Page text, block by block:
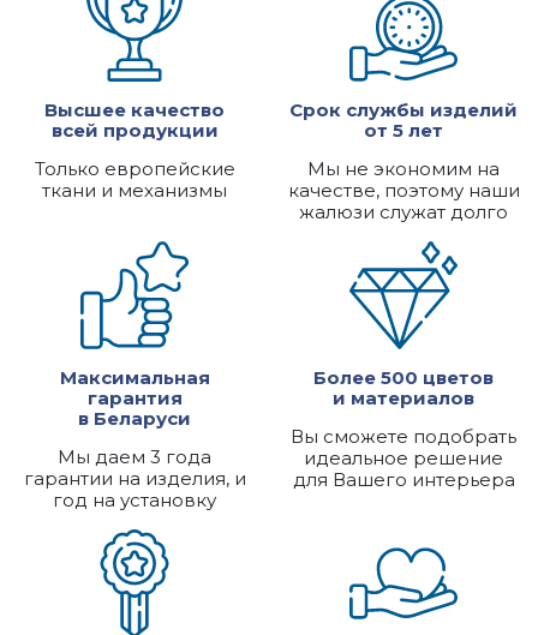
Высшее качество
всей продукции
Только европейские
ткани и механизмы
Срок службы изделий
от 5 лет
Мы не экономим на
качестве, поэтому наши
жалюзи служат долго
Максимальная
гарантия
в Беларуси
Мы даем 3 года
гарантии на изделия, и
год на установку
Более 500 цветов
и материалов
Вы сможете подобрать
идеальное решение
для Вашего интерьера